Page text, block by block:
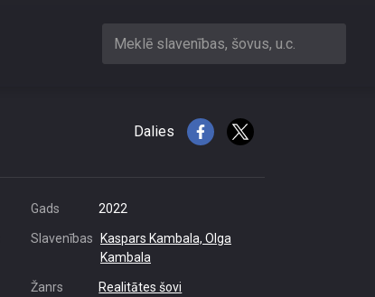
Meklē slavenības, šovus, u.c.
Dalies
Gads 2022
Slavenības Kaspars Kambala, Olga
Kambala
Žanrs Realitātes šovi